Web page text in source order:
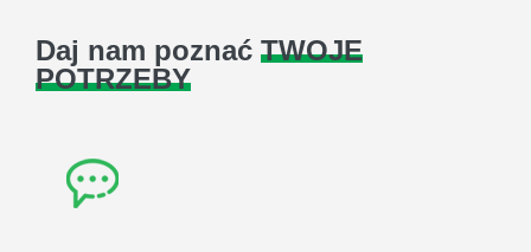
Daj nam poznać TWOJE
POTRZEBY